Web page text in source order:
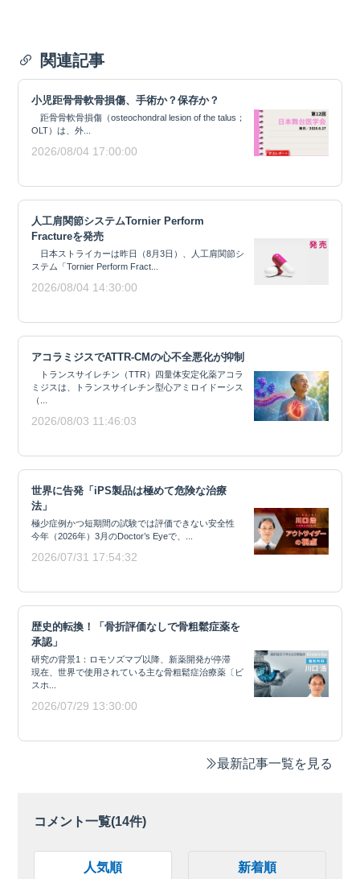
関連記事
小児距骨骨軟骨損傷、手術か？保存か？
距骨骨軟骨損傷（osteochondral lesion of the talus；
OLT）は、外...
2026/08/04 17:00:00
人工肩関節システムTornier Perform
Fractureを発売
日本ストライカーは昨日（8月3日）、人工肩関節シ
ステム「Tornier Perform Fract...
2026/08/04 14:30:00
アコラミジスでATTR-CMの心不全悪化が抑制
トランスサイレチン（TTR）四量体安定化薬アコラ
ミジスは、トランスサイレチン型心アミロイドーシス
（...
2026/08/03 11:46:03
世界に告発「iPS製品は極めて危険な治療
法」
極少症例かつ短期間の試験では評価できない安全性
今年（2026年）3月のDoctor’s Eyeで、...
2026/07/31 17:54:32
歴史的転換！「骨折評価なしで骨粗鬆症薬を
承認」
研究の背景1：ロモソズマブ以降、新薬開発が停滞
現在、世界で使用されている主な骨粗鬆症治療薬〔ビ
スホ...
2026/07/29 13:30:00
最新記事一覧を見る
コメント一覧(14件)
人気順 新着順